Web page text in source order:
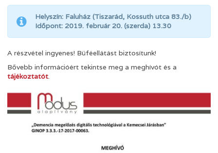
Helyszín: Faluház (Tiszarád, Kossuth utca 83./b)
Időpont: 2019. február 20. (szerda) 13.30
A részvétel ingyenes! Büféellátást biztosítunk!
Bővebb információért tekintse meg a meghívót és a
tájékoztatót.